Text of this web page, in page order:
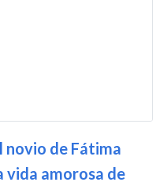
novio de Fátima
vida amorosa de